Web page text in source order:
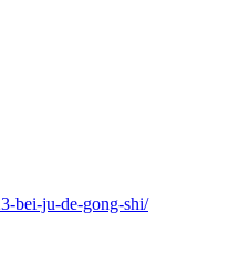
bei-ju-de-gong-shi/